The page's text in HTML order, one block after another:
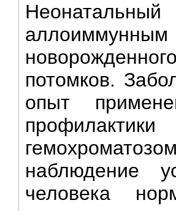
Неонатальный
аллоиммунным
потомков.
опыт
наблюдение
человека